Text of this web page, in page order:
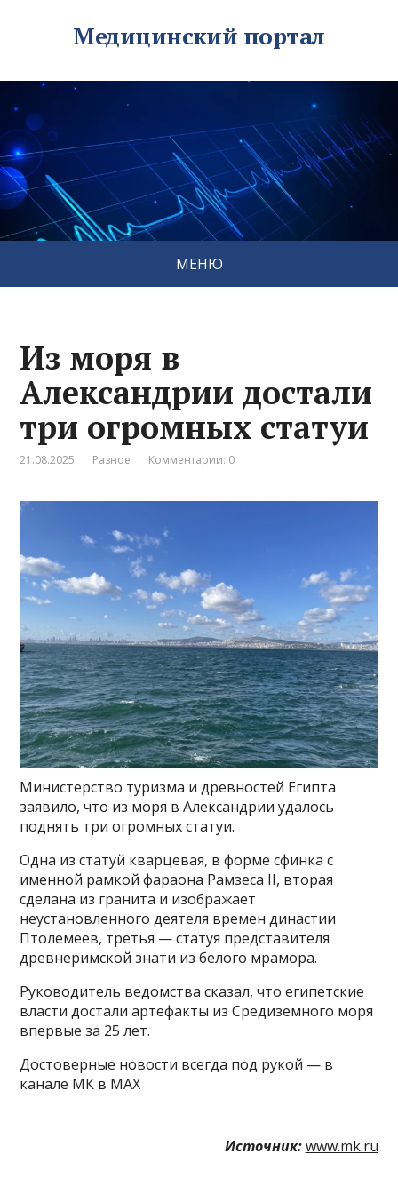
Медицинский портал
МЕНЮ
Из моря в
Александрии достали
три огромных статуи
21.08.2025 Разное Комментарии: 0
Министерство туризма и древностей Египта
заявило, что из моря в Александрии удалось
поднять три огромных статуи.
Одна из статуй кварцевая, в форме сфинка с
именной рамкой фараона Рамзеса II, вторая
сделана из гранита и изображает
неустановленного деятеля времен династии
Птолемеев, третья — статуя представителя
древнеримской знати из белого мрамора.
Руководитель ведомства сказал, что египетские
власти достали артефакты из Средиземного моря
впервые за 25 лет.
Достоверные новости всегда под рукой — в
канале МК в MAX
Источник: www.mk.ru